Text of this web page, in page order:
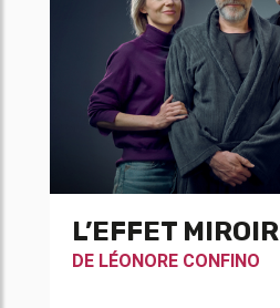
L’EFFET MIROIR
DE LÉONORE CONFINO